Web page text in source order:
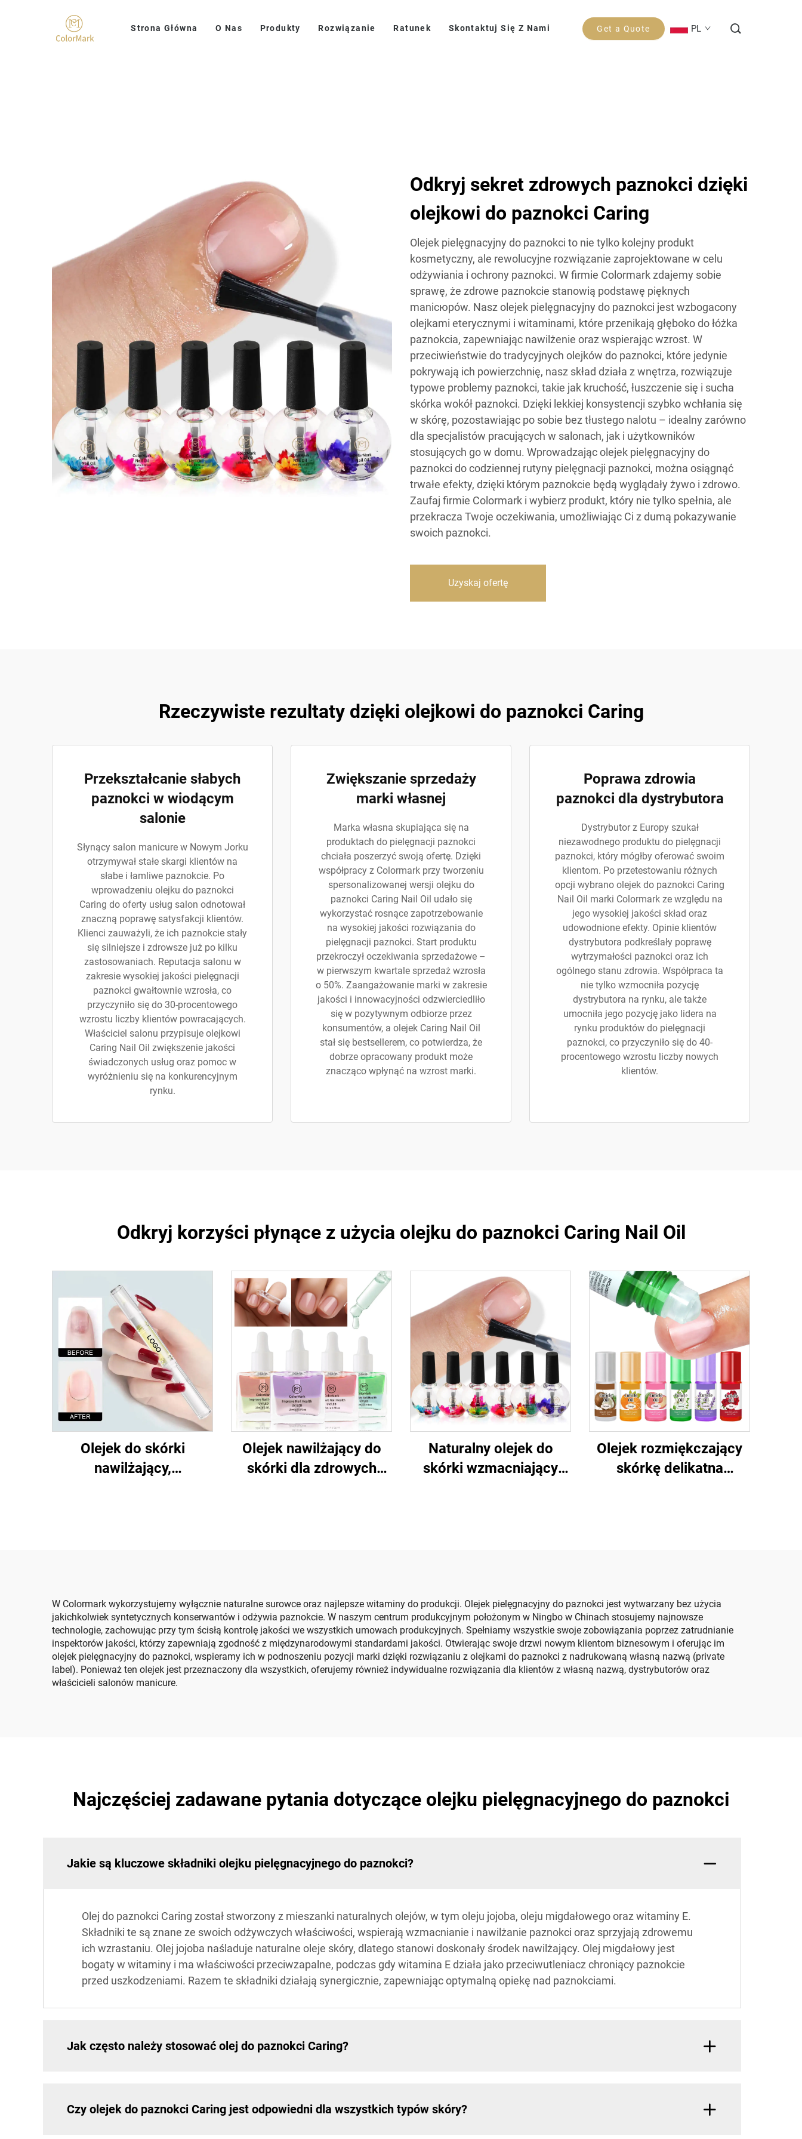
Strona Główna O Nas Produkty Rozwiązanie Ratunek Skontaktuj Się Z Nami Get a Quote PL
Odkryj sekret zdrowych paznokci dzięki
olejkowi do paznokci Caring
Olejek pielęgnacyjny do paznokci to nie tylko kolejny produkt
kosmetyczny, ale rewolucyjne rozwiązanie zaprojektowane w celu
odżywiania i ochrony paznokci. W firmie Colormark zdajemy sobie
sprawę, że zdrowe paznokcie stanowią podstawę pięknych
manicюрów. Nasz olejek pielęgnacyjny do paznokci jest wzbogacony
olejkami eterycznymi i witaminami, które przenikają głęboko do łóżka
paznokcia, zapewniając nawilżenie oraz wspierając wzrost. W
przeciwieństwie do tradycyjnych olejków do paznokci, które jedynie
pokrywają ich powierzchnię, nasz skład działa z wnętrza, rozwiązuje
typowe problemy paznokci, takie jak kruchość, łuszczenie się i sucha
skórka wokół paznokci. Dzięki lekkiej konsystencji szybko wchłania się
w skórę, pozostawiając po sobie bez tłustego nalotu – idealny zarówno
dla specjalistów pracujących w salonach, jak i użytkowników
stosujących go w domu. Wprowadzając olejek pielęgnacyjny do
paznokci do codziennej rutyny pielęgnacji paznokci, można osiągnąć
trwałe efekty, dzięki którym paznokcie będą wyglądały żywo i zdrowo.
Zaufaj firmie Colormark i wybierz produkt, który nie tylko spełnia, ale
przekracza Twoje oczekiwania, umożliwiając Ci z dumą pokazywanie
swoich paznokci.
Uzyskaj ofertę
Rzeczywiste rezultaty dzięki olejkowi do paznokci Caring
Przekształcanie słabych
paznokci w wiodącym
salonie
Słynący salon manicure w Nowym Jorku
otrzymywał stałe skargi klientów na
słabe i łamliwe paznokcie. Po
wprowadzeniu olejku do paznokci
Caring do oferty usług salon odnotował
znaczną poprawę satysfakcji klientów.
Klienci zauważyli, że ich paznokcie stały
się silniejsze i zdrowsze już po kilku
zastosowaniach. Reputacja salonu w
zakresie wysokiej jakości pielęgnacji
paznokci gwałtownie wzrosła, co
przyczyniło się do 30-procentowego
wzrostu liczby klientów powracających.
Właściciel salonu przypisuje olejkowi
Caring Nail Oil zwiększenie jakości
świadczonych usług oraz pomoc w
wyróżnieniu się na konkurencyjnym
rynku.
Zwiększanie sprzedaży
marki własnej
Marka własna skupiająca się na
produktach do pielęgnacji paznokci
chciała poszerzyć swoją ofertę. Dzięki
współpracy z Colormark przy tworzeniu
spersonalizowanej wersji olejku do
paznokci Caring Nail Oil udało się
wykorzystać rosnące zapotrzebowanie
na wysokiej jakości rozwiązania do
pielęgnacji paznokci. Start produktu
przekroczył oczekiwania sprzedażowe –
w pierwszym kwartale sprzedaż wzrosła
o 50%. Zaangażowanie marki w zakresie
jakości i innowacyjności odzwierciedliło
się w pozytywnym odbiorze przez
konsumentów, a olejek Caring Nail Oil
stał się bestsellerem, co potwierdza, że
dobrze opracowany produkt może
znacząco wpłynąć na wzrost marki.
Poprawa zdrowia
paznokci dla dystrybutora
Dystrybutor z Europy szukał
niezawodnego produktu do pielęgnacji
paznokci, który mógłby oferować swoim
klientom. Po przetestowaniu różnych
opcji wybrano olejek do paznokci Caring
Nail Oil marki Colormark ze względu na
jego wysokiej jakości skład oraz
udowodnione efekty. Opinie klientów
dystrybutora podkreślały poprawę
wytrzymałości paznokci oraz ich
ogólnego stanu zdrowia. Współpraca ta
nie tylko wzmocniła pozycję
dystrybutora na rynku, ale także
umocniła jego pozycję jako lidera na
rynku produktów do pielęgnacji
paznokci, co przyczyniło się do 40-
procentowego wzrostu liczby nowych
klientów.
Odkryj korzyści płynące z użycia olejku do paznokci Caring Nail Oil
Olejek do skórki
nawilżający,
Olejek nawilżający do
skórki dla zdrowych
Naturalny olejek do
skórki wzmacniający
Olejek rozmiękczający
skórkę delikatna
W Colormark wykorzystujemy wyłącznie naturalne surowce oraz najlepsze witaminy do produkcji. Olejek pielęgnacyjny do paznokci jest wytwarzany bez użycia
jakichkolwiek syntetycznych konserwantów i odżywia paznokcie. W naszym centrum produkcyjnym położonym w Ningbo w Chinach stosujemy najnowsze
technologie, zachowując przy tym ścisłą kontrolę jakości we wszystkich umowach produkcyjnych. Spełniamy wszystkie swoje zobowiązania poprzez zatrudnianie
inspektorów jakości, którzy zapewniają zgodność z międzynarodowymi standardami jakości. Otwierając swoje drzwi nowym klientom biznesowym i oferując im
olejek pielęgnacyjny do paznokci, wspieramy ich w podnoszeniu pozycji marki dzięki rozwiązaniu z olejkami do paznokci z nadrukowaną własną nazwą (private
label). Ponieważ ten olejek jest przeznaczony dla wszystkich, oferujemy również indywidualne rozwiązania dla klientów z własną nazwą, dystrybutorów oraz
właścicieli salonów manicure.
Najczęściej zadawane pytania dotyczące olejku pielęgnacyjnego do paznokci
Jakie są kluczowe składniki olejku pielęgnacyjnego do paznokci?
Olej do paznokci Caring został stworzony z mieszanki naturalnych olejów, w tym oleju jojoba, oleju migdałowego oraz witaminy E.
Składniki te są znane ze swoich odżywczych właściwości, wspierają wzmacnianie i nawilżanie paznokci oraz sprzyjają zdrowemu
ich wzrastaniu. Olej jojoba naśladuje naturalne oleje skóry, dlatego stanowi doskonały środek nawilżający. Olej migdałowy jest
bogaty w witaminy i ma właściwości przeciwzapalne, podczas gdy witamina E działa jako przeciwutleniacz chroniący paznokcie
przed uszkodzeniami. Razem te składniki działają synergicznie, zapewniając optymalną opiekę nad paznokciami.
Jak często należy stosować olej do paznokci Caring?
Czy olejek do paznokci Caring jest odpowiedni dla wszystkich typów skóry?